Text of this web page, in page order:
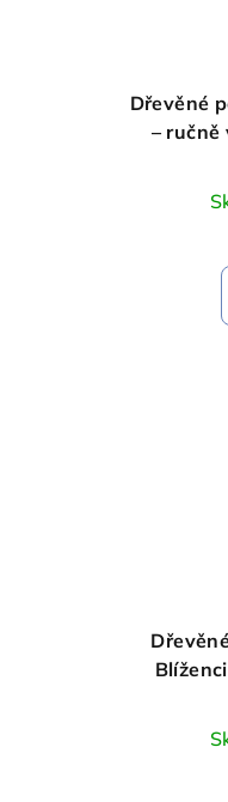
Dřevěné
– ručně